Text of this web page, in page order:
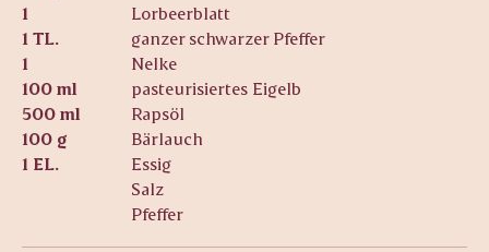
1
Lorbeerblatt
1 TL.
ganzer schwarzer Pfeffer
1
Nelke
100 ml
pasteurisiertes Eigelb
500 ml
Rapsöl
100 g
Bärlauch
1 EL.
Essig
Salz
Pfeffer